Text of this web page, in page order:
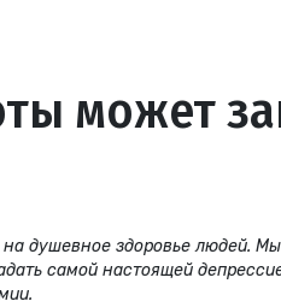
может
на душевное здоровье людей.
самой настоящей